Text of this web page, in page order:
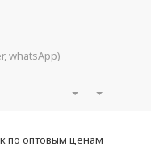
whatsApp)